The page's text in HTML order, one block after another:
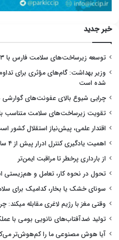
خبر جدید
توسعه زیرساخت‌های سلامت فارس با ۳ پروژه شتاب گرفت
وزیر بهداشت: گام‌های مؤثری برای
شده است
چرایی شیوع بالای عفونت‌های گوارشی
تقویت زیرساخت‌های سلامت متناسب با
اقتدار علمی، پیش‌نیاز استقلال کشور
اهمیت یادگیری کنترل ادرار پیش از ۴ سالگی
از بارداری پرخطر تا مراقبت ایمن‌تر
تحول در نحوه کار، تعامل و هم‌زیستی
سونای خشک یا بخار، کدامیک برای
وقتی مغز با رژیم لاغری مقابله میکند:
تولید ضدآفتاب‌های نانویی بومی با
آیا هوش مصنوعی ما را کم‌هوش‌تر